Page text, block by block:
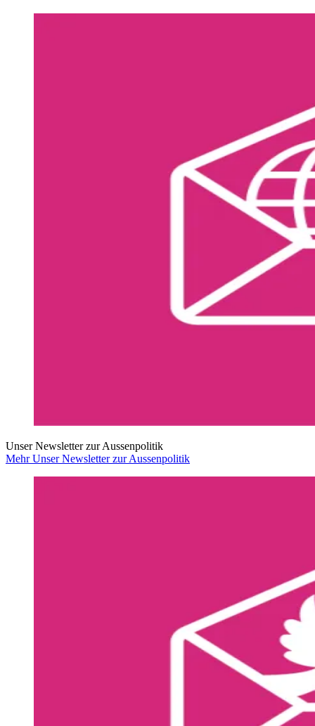
Unser Newsletter zur Aussenpolitik
Mehr Unser Newsletter zur Aussenpolitik